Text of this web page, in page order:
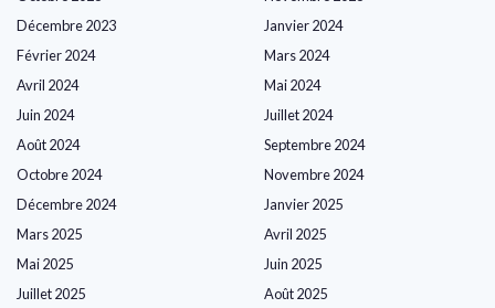
Décembre 2023
Janvier 2024
Février 2024
Mars 2024
Avril 2024
Mai 2024
Juin 2024
Juillet 2024
Août 2024
Septembre 2024
Octobre 2024
Novembre 2024
Décembre 2024
Janvier 2025
Mars 2025
Avril 2025
Mai 2025
Juin 2025
Juillet 2025
Août 2025